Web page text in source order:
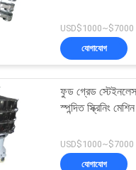
যোগাযোগ
ফুড গ্রেড
স্পন্দিত স্ক্রিনিং মেশিন
যোগাযোগ